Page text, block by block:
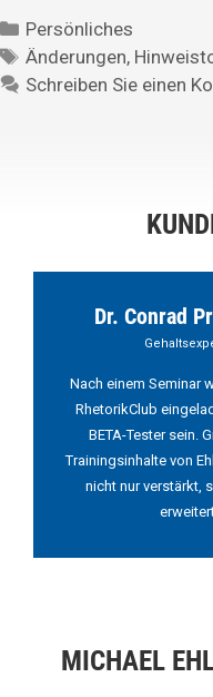
Persönliches
Änderungen,
Schreiben Sie einen
Dr. Conrad
Nach einem Seminar
RhetorikClub
BETA-Tester sein.
Trainingsinhalte von
nicht nur verstärkt,
MICHAEL